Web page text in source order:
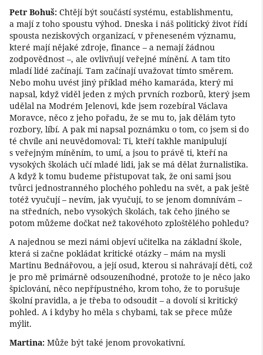
Petr Bohuš: Chtějí být součástí systému, establishmentu,
a mají z toho spoustu výhod. Dneska i náš politický život řídí
spousta neziskových organizací, v přeneseném významu,
které mají nějaké zdroje, finance – a nemají žádnou
zodpovědnost –, ale ovlivňují veřejné mínění. A tam tito
mladí lidé začínají. Tam začínají uvažovat tímto směrem.
Nebo mohu uvést jiný příklad mého kamaráda, který mi
napsal, když viděl jeden z mých prvních rozborů, který jsem
udělal na Modrém Jelenovi, kde jsem rozebíral Václava
Moravce, něco z jeho pořadu, že se mu to, jak dělám tyto
rozbory, líbí. A pak mi napsal poznámku o tom, co jsem si do
té chvíle ani neuvědomoval: Ti, kteří takhle manipulují
s veřejným míněním, to umí, a jsou to právě ti, kteří na
vysokých školách učí mladé lidi, jak se má dělat žurnalistika.
A když k tomu budeme přistupovat tak, že oni sami jsou
tvůrci jednostranného plochého pohledu na svět, a pak ještě
totéž vyučují – nevím, jak vyučují, to se jenom domnívám –
na středních, nebo vysokých školách, tak čeho jiného se
potom můžeme dočkat než takovéhoto zploštělého pohledu?
A najednou se mezi námi objeví učitelka na základní škole,
která si začne pokládat kritické otázky – mám na mysli
Martinu Bednářovou, a její osud, kterou si nahrávají děti, což
je pro mě primárně odsouzeníhodné, protože to je něco jako
špiclování, něco nepřípustného, krom toho, že to porušuje
školní pravidla, a je třeba to odsoudit – a dovolí si kritický
pohled. A i kdyby ho měla s chybami, tak se přece může
mýlit.
Martina: Může být také jenom provokativní.